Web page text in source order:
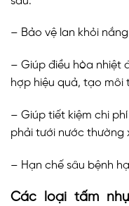
– Bảo vệ lan khỏi
– Giúp điều hòa nhiệt
hợp hiệu quả, tạo môi
– Giúp tiết kiệm chi
phải tưới nước thường
– Hạn chế sâu bệnh
Các loại tấm